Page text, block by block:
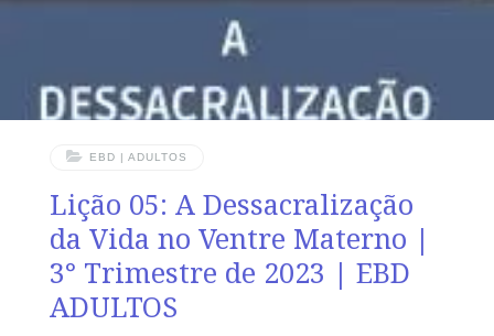
EBD | ADULTOS
Lição 05: A Dessacralização
da Vida no Ventre Materno |
3° Trimestre de 2023 | EBD
ADULTOS